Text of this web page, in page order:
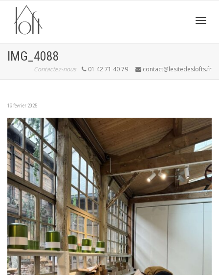
IMG_4088
Contactez-nous 01 42 71 40 79 contact@lesitedeslofts.fr
19 février 2025